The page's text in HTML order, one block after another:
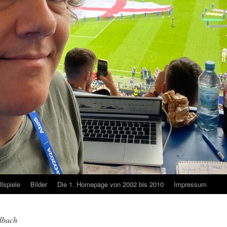
Bilder Die 1. Homepage von 2002 bis 2010 Impressum